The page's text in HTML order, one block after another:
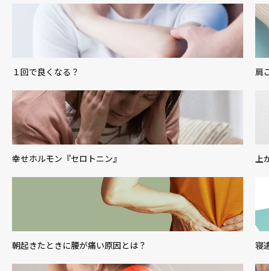
１回で良くなる？ 肩
幸せホルモン『セロトニン』 上
朝起きたときに腰が痛い原因とは？ 寝